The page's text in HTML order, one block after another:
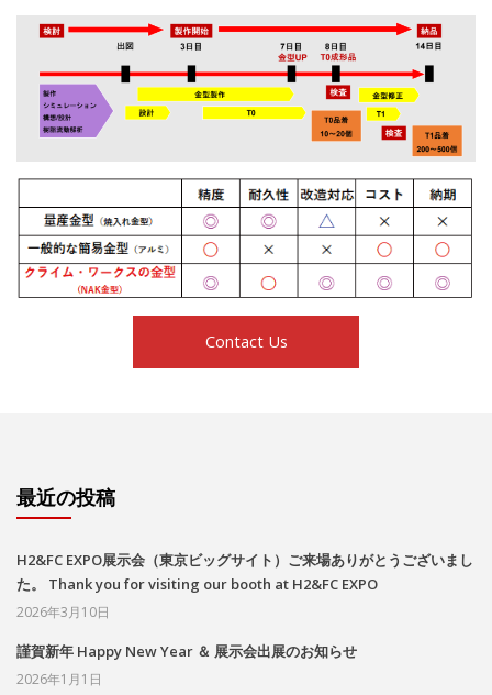
Contact Us
最近の投稿
H2&FC EXPO展示会（東京ビッグサイト）ご来場ありがとうございまし
た。 Thank you for visiting our booth at H2&FC EXPO
2026年3月10日
謹賀新年 Happy New Year ＆ 展示会出展のお知らせ
2026年1月1日